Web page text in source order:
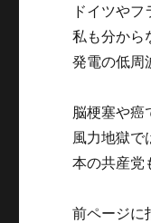
ドイツや
私も分から
発電の低周
脳梗塞や癌
風力地獄で
本の共産党
前ページに